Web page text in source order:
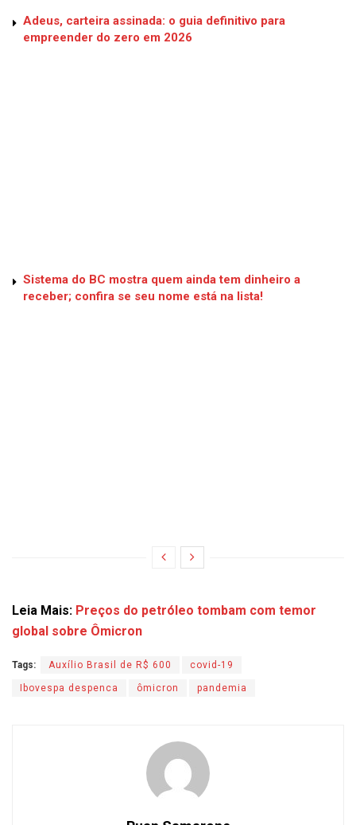
Adeus, carteira assinada: o guia definitivo para
empreender do zero em 2026
Sistema do BC mostra quem ainda tem dinheiro a
receber; confira se seu nome está na lista!
Leia Mais: Preços do petróleo tombam com temor
global sobre Ômicron
Tags: Auxílio Brasil de R$ 600 covid-19
Ibovespa despenca ômicron pandemia